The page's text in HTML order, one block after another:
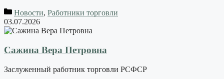
Новости, Работники торговли
03.07.2026
Сажина Вера Петровна
Заслуженный работник торговли РСФСР